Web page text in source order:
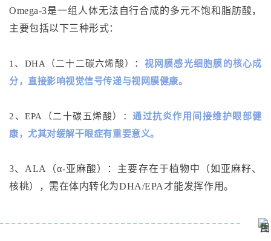
Omega-3是一组人体无法自行合成的多元不饱和脂肪酸，
主要包括以下三种形式：
1、DHA（二十二碳六烯酸）： 视网膜感光细胞膜的核心成
分，直接影响视觉信号传递与视网膜健康。
2、EPA（二十碳五烯酸）：通过抗炎作用间接维护眼部健
康，尤其对缓解干眼症有重要意义。
3、ALA（α-亚麻酸）：主要存在于植物中（如亚麻籽、
核桃），需在体内转化为DHA/EPA才能发挥作用。